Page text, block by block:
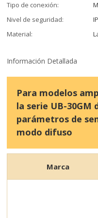
Tipo de conexión:
Nivel de seguridad:
Material:
Información Detallada
Para modelos
la serie UB-30GM
parámetros de
modo difuso
Marca